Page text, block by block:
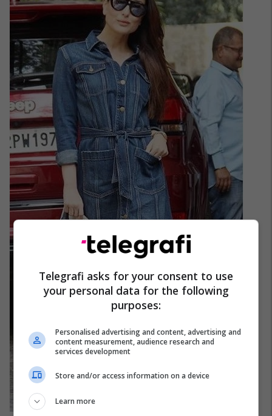
Telegrafi asks for your consent to use
your personal data for the following
purposes:
Personalised advertising and content, advertising and
content measurement, audience research and
services development
Store and/or access information on a device
Learn more